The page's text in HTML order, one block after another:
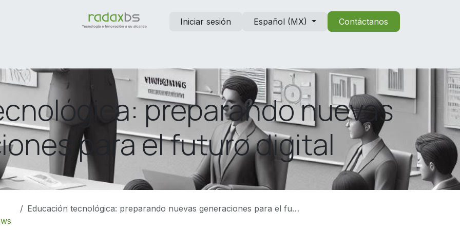
Iniciar sesión
Español (MX) Contáctanos
preparando nuevas
para el futuro digital
Educación tecnológica: preparando nuevas generaciones para el futuro digital